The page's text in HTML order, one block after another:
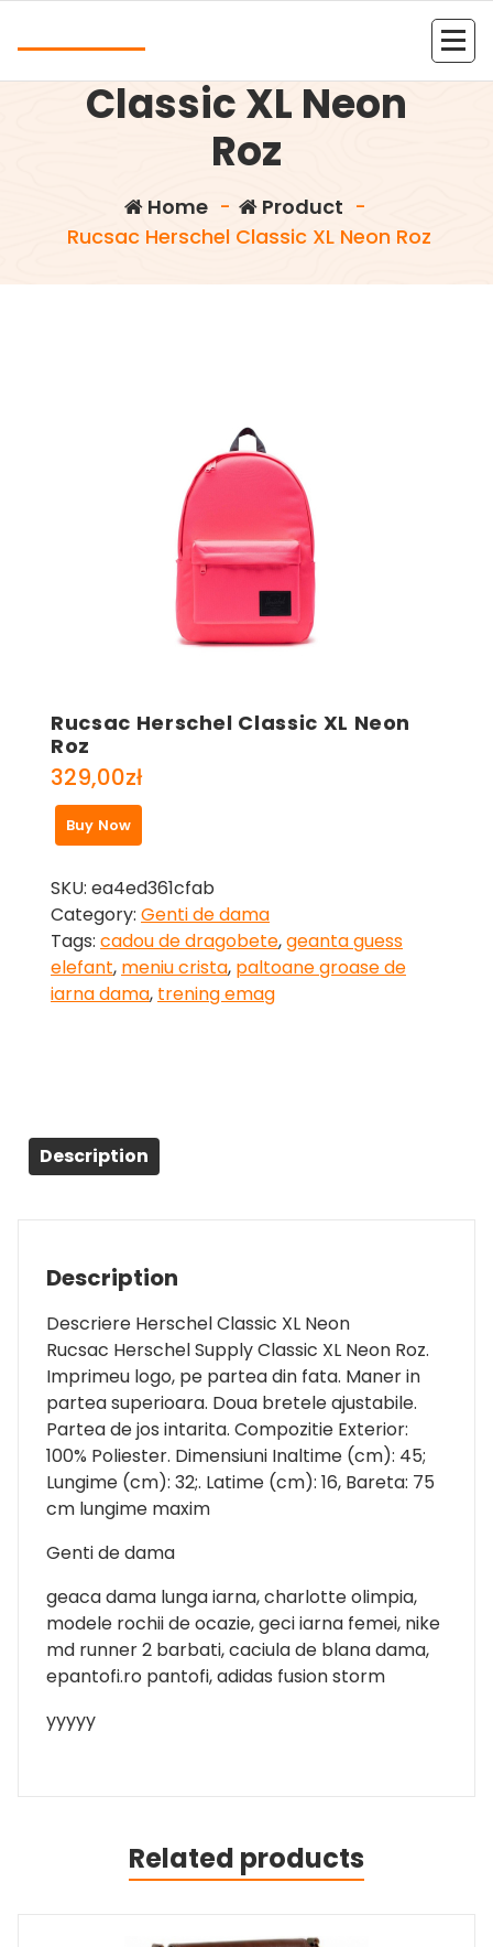
Rucsac Herschel
Classic XL Neon
Roz
Home- Product -
Rucsac Herschel Classic XL Neon Roz
Rucsac Herschel Classic XL Neon
Roz
329,00zł
Buy Now
SKU: ea4ed361cfab
Category: Genti de dama
Tags: cadou de dragobete,geanta guess
elefant, meniu crista, paltoane groase de
iarna dama, trening emag
Description
Description
Descriere Herschel Classic XL Neon
Rucsac Herschel Supply Classic XL Neon Roz.
Imprimeu logo, pe partea din fata. Maner in
partea superioara. Doua bretele ajustabile.
Partea de jos intarita. Compozitie Exterior:
100% Poliester. Dimensiuni Inaltime (cm): 45;
Lungime (cm): 32;. Latime (cm): 16, Bareta: 75
cm lungime maxim
Genti de dama
geaca dama lunga iarna, charlotte olimpia,
modele rochii de ocazie, geci iarna femei, nike
md runner 2 barbati, caciula de blana dama,
epantofi.ro pantofi, adidas fusion storm
yyyyy
Related products